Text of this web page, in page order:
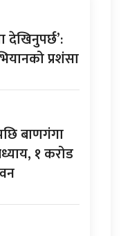
प्रशंसा
बाणगंगा
१ करोड